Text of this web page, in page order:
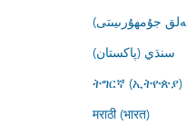
جۇمھۇرىيىتى)
سنڌي (پاکستان)
ትግርኛ (ኢትዮጵያ)
मराठी (भारत)